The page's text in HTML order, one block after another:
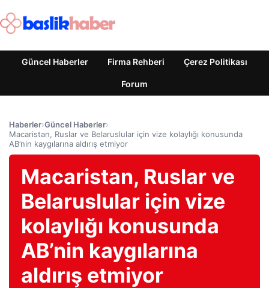
Güncel Haberler Firma Rehberi Çerez Politikası
Forum
Haberler›Güncel Haberler›
Macaristan, Ruslar ve Belaruslular için vize kolaylığı konusunda
AB’nin kaygılarına aldırış etmiyor
Macaristan, Ruslar ve
Belaruslular için vize
kolaylığı konusunda
AB’nin kaygılarına
aldırış etmiyor